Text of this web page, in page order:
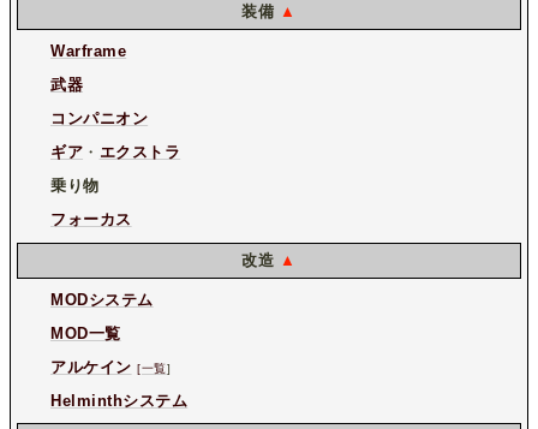
装備 ▲
Warframe
武器
コンパニオン
ギア ・ エクストラ
乗り物
フォーカス
改造 ▲
MODシステム
MOD一覧
アルケイン [一覧]
Helminthシステム